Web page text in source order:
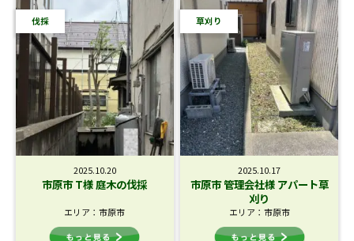
伐採
2025.10.20
市原市 T様 庭木の伐採
エリア：市原市
草刈り
2025.10.17
市原市 管理会社様 アパート草
刈り
エリア：市原市